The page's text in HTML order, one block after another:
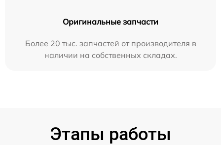
Оригинальные запчасти
Более 20 тыс. запчастей от производителя в
наличии на собственных складах.
Этапы работы